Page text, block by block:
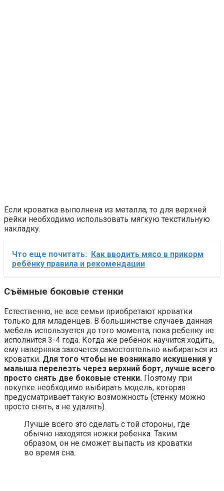
Если кроватка выполнена из металла, то для верхней
рейки необходимо использовать мягкую текстильную
накладку.
Что еще почитать:
Как вводить мясо в прикорм
ребёнку правила и рекомендации
Съёмные боковые стенки
Естественно, не все семьи приобретают кроватки
только для младенцев. В большинстве случаев данная
мебель используется до того момента, пока ребенку не
исполнится 3-4 года. Когда же ребёнок научится ходить,
ему наверняка захочется самостоятельно выбираться из
кроватки. Для того чтобы не возникало искушения у
малыша перелезть через верхний борт, лучше всего
просто снять две боковые стенки. Поэтому при
покупке необходимо выбирать модель, которая
предусматривает такую возможность (стенку можно
просто снять, а не удалять).
Лучше всего это сделать с той стороны, где
обычно находятся ножки ребенка. Таким
образом, он не сможет выпасть из кроватки
во время сна.